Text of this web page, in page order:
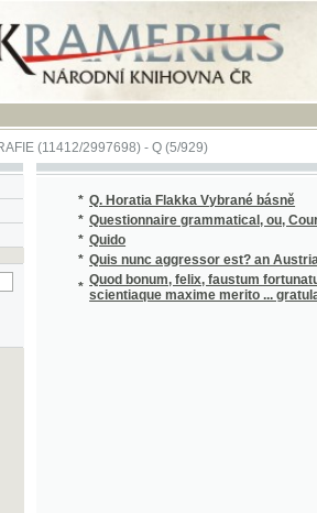
(11412/2997698) -Q (5/929)
Questionnaire grammatical, ou, Cours de
Quido
Quis nunc aggressor est? an Austria, an
Quod bonum, felix, faustum
scientiaque maxime merito ... gratulatur